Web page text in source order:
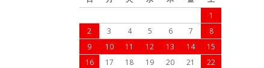
1
2
3 4 5 6 7
8
9
10 11 12 13 14
15
16
17 18 19 20 21
22